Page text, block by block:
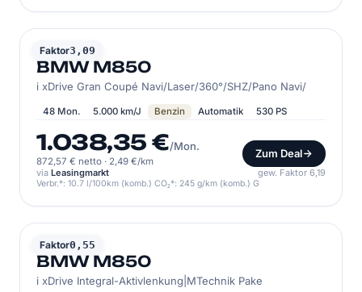
Faktor3,09
BMW
BMW M850
i xDrive Gran Coupé Navi/Laser/360°/SHZ/Pano Navi/
48 Mon. 5.000 km/J Benzin Automatik 530 PS
1.038,35 €/Mon.
872,57 € netto · 2,49 €/km
Zum Deal
via Leasingmarkt gew. Faktor 6,19
Verbr.*: 10.7 l/100km (komb.) CO₂*: 245 g/km (komb.) G
Faktor0,55
BMW
BMW M850
i xDrive Integral-Aktivlenkung|MTechnik Pake